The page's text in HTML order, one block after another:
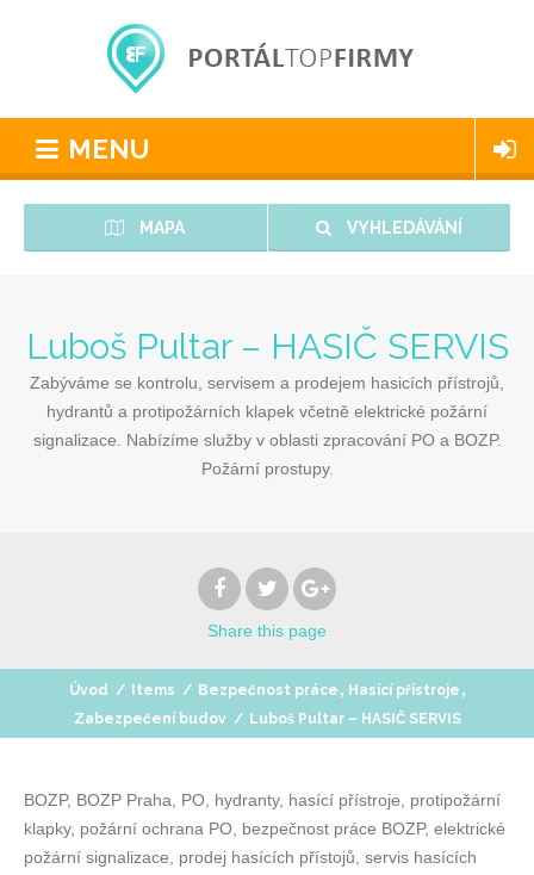
MENU
MAPA VYHLEDÁVÁNÍ
Luboš Pultar – HASIČ SERVIS
Zabýváme se kontrolu, servisem a prodejem hasicích přístrojů,
hydrantů a protipožárních klapek včetně elektrické požární
signalizace. Nabízíme služby v oblasti zpracování PO a BOZP.
Požární prostupy.
Share this page
Úvod / Items / Bezpečnost práce , Hasící přístroje ,
Zabezpečení budov / Luboš Pultar – HASIČ SERVIS
BOZP, BOZP Praha, PO, hydranty, hasící přístroje, protipožární
klapky, požární ochrana PO, bezpečnost práce BOZP, elektrické
požární signalizace, prodej hasících přístojů, servis hasících